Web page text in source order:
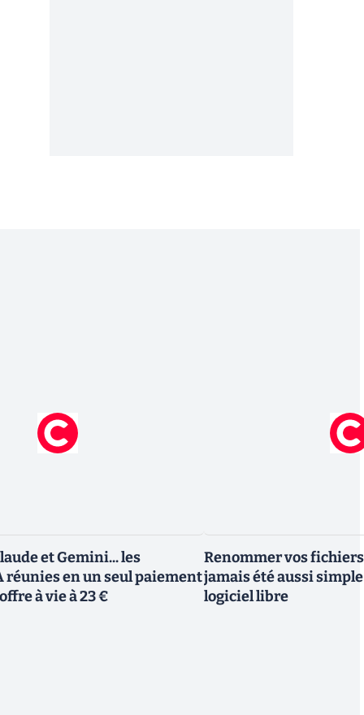
et Gemini... les
réunies en un seul paiement
à vie à 23 €
Renommer vos
jamais été aussi
logiciel libre